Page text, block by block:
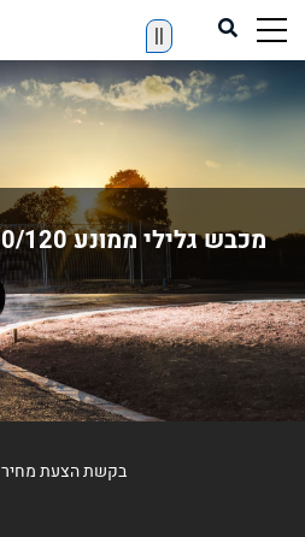
||
מכבש גלילי ממונע CT260-100/120
בקשת הצעת מחיר